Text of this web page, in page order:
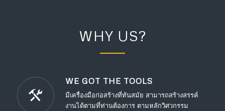
WHY US?
WE GOT THE TOOLS
มีเครื่องมือก่อสร้างที่ทันสมัย สามารถสร้างสรรค์
งานได้ตามที่ท่านต้องการ ตามหลักวิศวกรรม